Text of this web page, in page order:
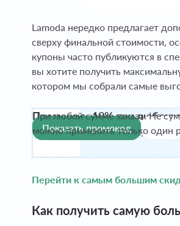
Lamoda нередко предлагает
сверху финальной стоимости,
купоны часто публикуются в
вы хотите получить
котором мы собрали самые
Промокод -10% при любом
Активен до 31 дек. 2026
При любой сумме заказа. Не
можно применить только один
Показать промокод
Перейти к самым большим
Как получить самую